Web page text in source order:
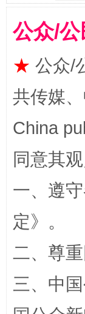
公众/
★ 公众/
共传媒
China
同意其
一、遵
定》。
二、尊
三、中